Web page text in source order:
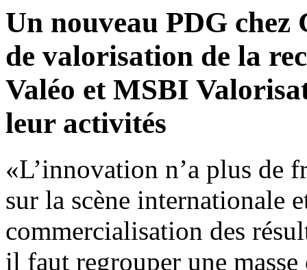
Un nouveau PDG chez
de valorisation de la
Valéo et MSBI
leur activités
«L’innovation n’a plus de
sur la scène internationale
commercialisation des
il faut regrouper une